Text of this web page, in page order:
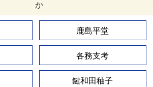
か
鹿島平堂
各務支考
鍵和田秞子